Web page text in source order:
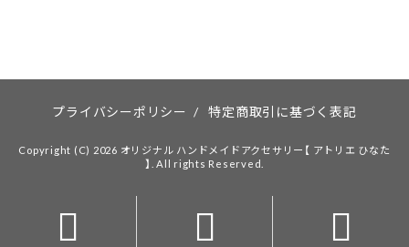
プライバシーポリシー / 特定商取引に基づく表記
Copyright (C) 2026 オリジナル ハンドメイドアクセサリー【 アトリエ ひなた
】. All rights Reserved.
  